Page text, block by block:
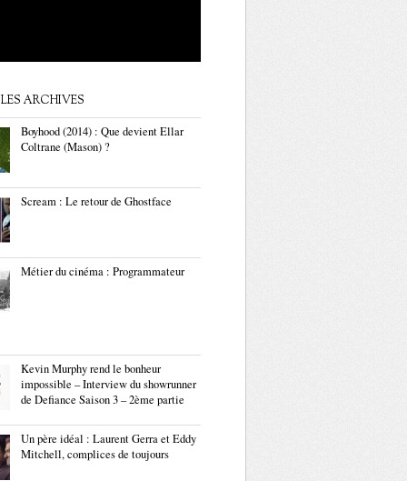
ARCHIVES
Boyhood (2014) : Que devient Ellar
Coltrane (Mason) ?
Scream : Le retour de Ghostface
Métier du cinéma : Programmateur
Kevin Murphy rend le bonheur
impossible – Interview du showrunner
de Defiance Saison 3 – 2ème partie
Un père idéal : Laurent Gerra et Eddy
Mitchell, complices de toujours